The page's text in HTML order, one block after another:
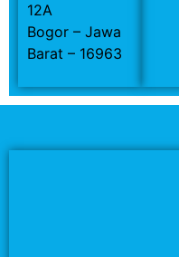
12A
Bogor – Jawa
Barat – 16963